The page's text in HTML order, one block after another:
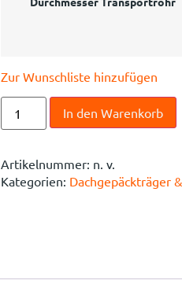
Zur Wunschliste hinzufügen
In den Warenkorb
Artikelnummer: n. v.
Kategorien: Dachgepäckträger